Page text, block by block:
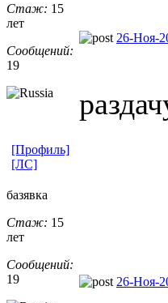
Стаж: 15
лет
Сообщений:
19
26-Ноя-
[Профиль]
[ЛС]
базявка
Стаж: 15
лет
Сообщений:
19
26-Ноя-